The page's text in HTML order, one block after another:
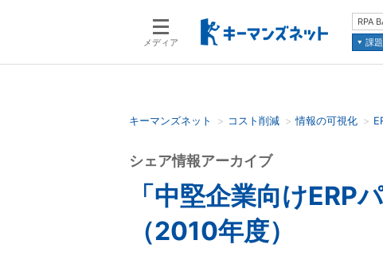
メディア
RPA
課
検索語を入力してください
キーマンズネット コスト削減 情報の可視化
「中堅企業向けERP
（2010年度）
シェア情報アーカイブ